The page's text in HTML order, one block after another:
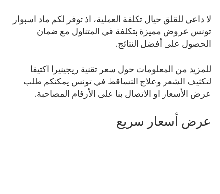
لا داعي للقلق حيال تكلفة العملية، اذ توفر لكم ماد اسبوار
تونس عروض مميزة بتكلفة في المتناول مع ضمان
الحصول على أفضل النتائج.
للمزيد من المعلومات حول سعر تقنية ريجينيرا اكتيفا
لتكثيف الشعر وعلاج التساقط في تونس يمكنكم طلب
عرض الأسعار او الاتصال بنا على الأرقام المصاحبة.
عرض أسعار سريع